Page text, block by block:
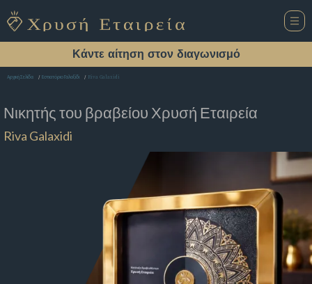
Κάντε αίτηση στον διαγωνισμό
Αρχική Σελίδα Εστιατόριο Γαλαξίδι Riva Galaxidi
Νικητής του βραβείου Χρυσή Εταιρεία
Riva Galaxidi